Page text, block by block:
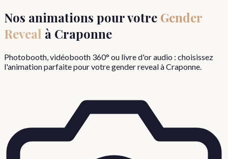
Nos animations pour votre Gender
Reveal à Craponne
Photobooth, vidéobooth 360° ou livre d'or audio : choisissez
l'animation parfaite pour votregender revealàCraponne.